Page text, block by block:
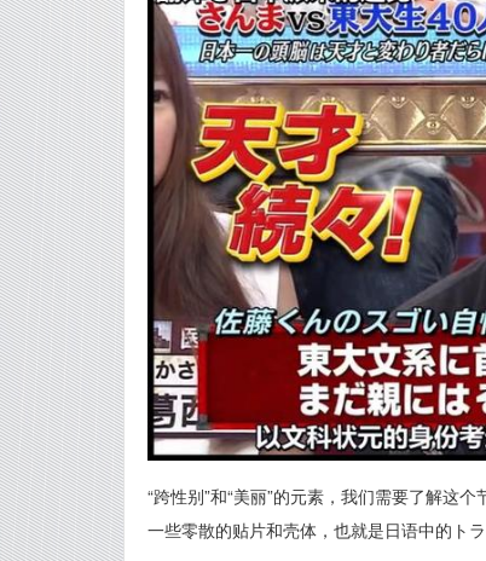
“跨性别”和“美丽”的元素，我们需要了解这
一些零散的贴片和壳体，也就是日语中的トラ